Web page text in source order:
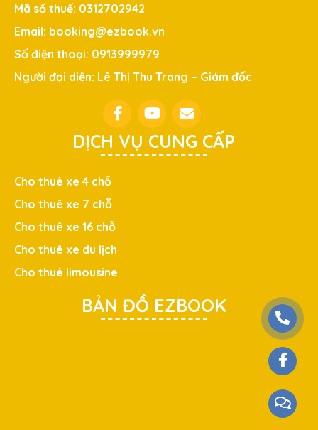
Mã số thuế: 0312702942
Email: booking@ezbook.vn
Số điện thoại: 0913999979
Người đại diện: Lê Thị Thu Trang – Giám đốc
DỊCH VỤ CUNG CẤP
Cho thuê xe 4 chỗ
Cho thuê xe 7 chỗ
Cho thuê xe 16 chỗ
Cho thuê xe du lịch
Cho thuê limousine
BẢN ĐỒ EZBOOK